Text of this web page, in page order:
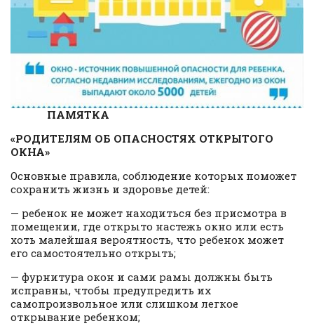
ПАМЯТКА
«РОДИТЕЛЯМ ОБ ОПАСНОСТЯХ ОТКРЫТОГО
ОКНА»
Основные правила, соблюдение которых поможет
сохранить жизнь и здоровье детей:
— ребенок не может находиться без присмотра в
помещении, где открыто настежь окно или есть
хоть малейшая вероятность, что ребенок может
его самостоятельно открыть;
— фурнитура окон и сами рамы должны быть
исправны, чтобы предупредить их
самопроизвольное или слишком легкое
открывание ребенком;